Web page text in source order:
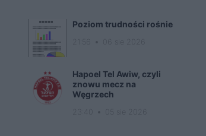
Poziom trudności rośnie
Hapoel Tel Awiw, czyli
znowu mecz na
Węgrzech